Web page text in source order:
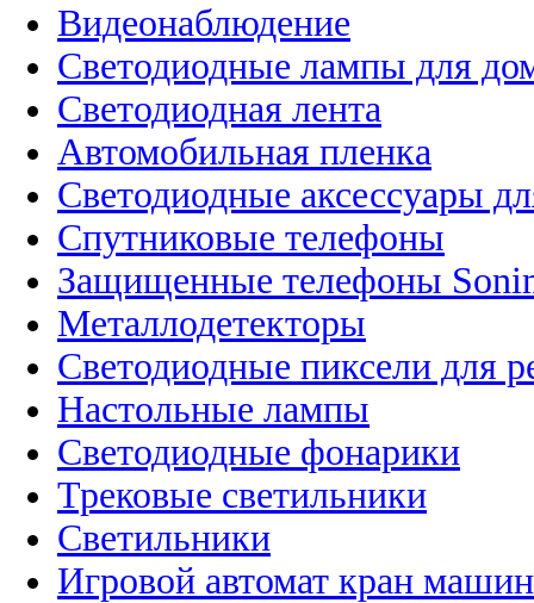
Видеонаблюдение
Светодиодные лампы для
Светодиодная лента
Автомобильная пленка
Светодиодные аксессуары
Спутниковые телефоны
Защищенные телефоны
Металлодетекторы
Светодиодные пиксели для
Настольные лампы
Светодиодные фонарики
Трековые светильники
Светильники
Игровой автомат кран